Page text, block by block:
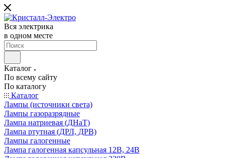
Вся электрика
в одном месте
Каталог
По всему сайту
По каталогу
Каталог
Лампы (источники света)
Лампы газоразрядные
Лампа натриевая (ДНаТ)
Лампа ртутная (ДРЛ, ДРВ)
Лампы галогенные
Лампа галогенная капсульная 12В, 24В